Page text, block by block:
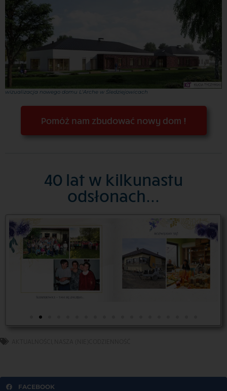
wizualizacja nowego domu L'Arche w Śledziejowicach
Pomóż nam zbudować nowy dom !
40 lat w kilkunastu
odsłonach...
FACEBOOK